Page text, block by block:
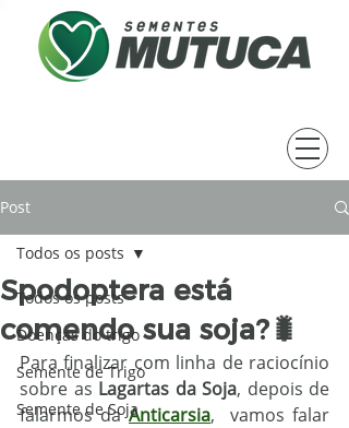
Post
Todos os posts
Doenças do trigo
Semente de Trigo
Semente de Soja
Todos os posts
Spodoptera está
comendo sua soja?🐛
Para finalizar com linha de raciocínio
sobre as Lagartas da Soja, depois de
falarmos da Anticarsia,  vamos falar